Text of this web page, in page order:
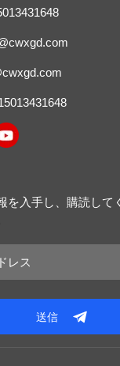
を入手し、購読して
送信